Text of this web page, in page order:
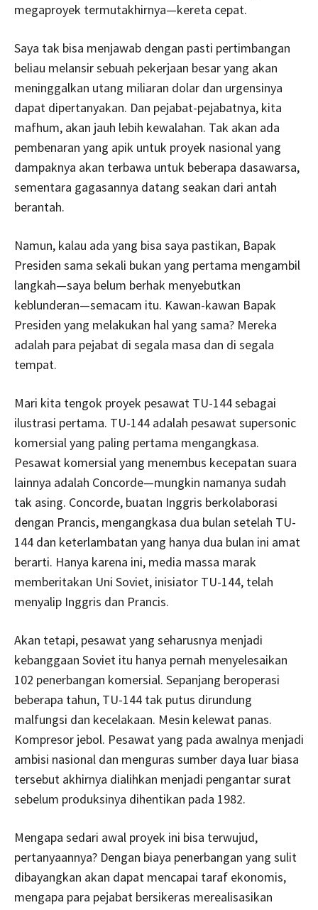
megaproyek termutakhirnya—kereta cepat.
Saya tak bisa menjawab dengan pasti pertimbangan
beliau melansir sebuah pekerjaan besar yang akan
meninggalkan utang miliaran dolar dan urgensinya
dapat dipertanyakan. Dan pejabat-pejabatnya, kita
mafhum, akan jauh lebih kewalahan. Tak akan ada
pembenaran yang apik untuk proyek nasional yang
dampaknya akan terbawa untuk beberapa dasawarsa,
sementara gagasannya datang seakan dari antah
berantah.
Namun, kalau ada yang bisa saya pastikan, Bapak
Presiden sama sekali bukan yang pertama mengambil
langkah—saya belum berhak menyebutkan
keblunderan—semacam itu. Kawan-kawan Bapak
Presiden yang melakukan hal yang sama? Mereka
adalah para pejabat di segala masa dan di segala
tempat.
Mari kita tengok proyek pesawat TU-144 sebagai
ilustrasi pertama. TU-144 adalah pesawat supersonic
komersial yang paling pertama mengangkasa.
Pesawat komersial yang menembus kecepatan suara
lainnya adalah Concorde—mungkin namanya sudah
tak asing. Concorde, buatan Inggris berkolaborasi
dengan Prancis, mengangkasa dua bulan setelah TU-
144 dan keterlambatan yang hanya dua bulan ini amat
berarti. Hanya karena ini, media massa marak
memberitakan Uni Soviet, inisiator TU-144, telah
menyalip Inggris dan Prancis.
Akan tetapi, pesawat yang seharusnya menjadi
kebanggaan Soviet itu hanya pernah menyelesaikan
102 penerbangan komersial. Sepanjang beroperasi
beberapa tahun, TU-144 tak putus dirundung
malfungsi dan kecelakaan. Mesin kelewat panas.
Kompresor jebol. Pesawat yang pada awalnya menjadi
ambisi nasional dan menguras sumber daya luar biasa
tersebut akhirnya dialihkan menjadi pengantar surat
sebelum produksinya dihentikan pada 1982.
Mengapa sedari awal proyek ini bisa terwujud,
pertanyaannya? Dengan biaya penerbangan yang sulit
dibayangkan akan dapat mencapai taraf ekonomis,
mengapa para pejabat bersikeras merealisasikan